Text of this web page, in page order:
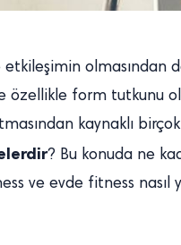
olmasından
özellikle form tutkunu
kaynaklı
? Bu konuda ne
ve evde fitness nasıl